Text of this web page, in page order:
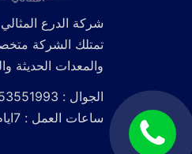
شركة الدرع المثالي
تمتلك الشركة
والمعدات الحديثة
الجوال : 0553551993
ساعات العمل : 7ايام اسبوعيا / 24 ساعة يوميا
اتصل